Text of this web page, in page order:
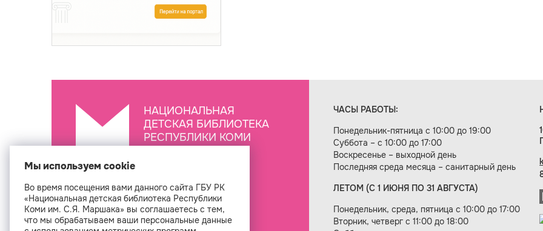
НАЦИОНАЛЬНАЯ
ДЕТСКАЯ БИБЛИОТЕКА
РЕСПУБЛИКИ КОМИ
ЧАСЫ РАБОТЫ:
Понедельник-пятница с 10:00 до 19:00
Суббота – с 10:00 до 17:00
Воскресенье – выходной день
Последняя среда месяца – санитарный день
ЛЕТОМ (С 1 ИЮНЯ ПО 31 АВГУСТА)
Понедельник, среда, пятница с 10:00 до 17:00
Вторник, четверг с 11:00 до 18:00
Создание сайта — веб-студия «Цифровой век»
Мы используем cookie
Во время посещения вами данного сайта ГБУ РК
«Национальная детская библиотека Республики
Коми им. С.Я. Маршака» вы соглашаетесь с тем,
что мы обрабатываем ваши персональные данные